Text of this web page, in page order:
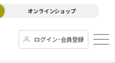
オンラインショップ
ログイン･会員登録